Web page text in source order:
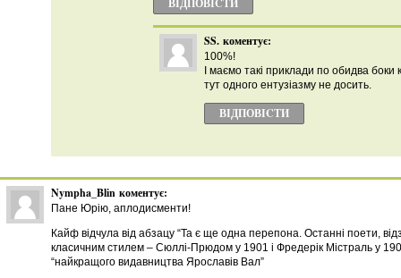
ВІДПОВІCТИ
SS. коментує:
100%!
І маємо такі приклади по обидва
тут одного ентузіазму не досить.
ВІДПОВІCТИ
Nympha_Blin коментує:
Пане Юрію, аплодисменти!
Кайф відчула від абзацу “Та є ще одна перепона. Останні поети,
класичним стилем – Сюллі-Прюдом у 1901 і Фредерік Містраль у
“найкращого видавництва Ярославів Вал”